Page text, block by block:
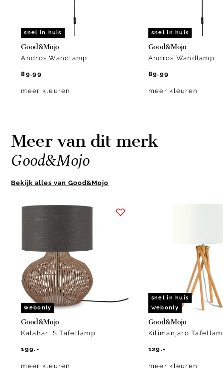
snel in huis
Good&Mojo
Andros Wandlamp
89.99
meer kleuren
snel in huis
Good&Mojo
Andros Wandlamp
89.99
meer kleuren
Meer van dit merk
Good&Mojo
Bekijk alles van Good&Mojo
webonly
Good&Mojo
Kalahari S Tafellamp
199.-
meer kleuren
snel in huis
webonly
Good&Mojo
Kilimanjaro
129.-
meer kleuren